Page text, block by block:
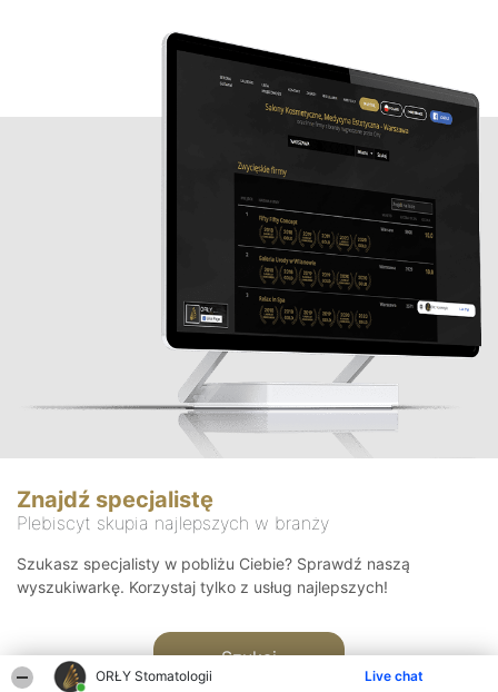
ORŁY Stomatologii Live chat
Znajdź specjalistę
Plebiscyt skupia najlepszych w branży
Szukasz specjalisty w pobliżu Ciebie? Sprawdź naszą
wyszukiwarkę. Korzystaj tylko z usług najlepszych!
Szukaj